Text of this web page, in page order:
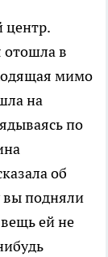
центр.
отошла в
мимо
на
по
об
вы подняли
ей не